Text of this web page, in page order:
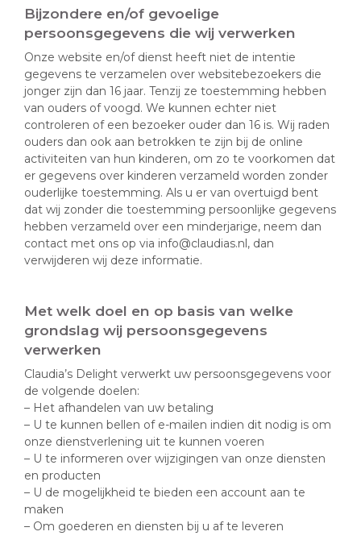
Bijzondere en/of gevoelige
persoonsgegevens die wij verwerken
Onze website en/of dienst heeft niet de intentie
gegevens te verzamelen over websitebezoekers die
jonger zijn dan 16 jaar. Tenzij ze toestemming hebben
van ouders of voogd. We kunnen echter niet
controleren of een bezoeker ouder dan 16 is. Wij raden
ouders dan ook aan betrokken te zijn bij de online
activiteiten van hun kinderen, om zo te voorkomen dat
er gegevens over kinderen verzameld worden zonder
ouderlijke toestemming. Als u er van overtuigd bent
dat wij zonder die toestemming persoonlijke gegevens
hebben verzameld over een minderjarige, neem dan
contact met ons op via info@claudias.nl, dan
verwijderen wij deze informatie.
Met welk doel en op basis van welke
grondslag wij persoonsgegevens
verwerken
Claudia’s Delight verwerkt uw persoonsgegevens voor
de volgende doelen:
– Het afhandelen van uw betaling
– U te kunnen bellen of e-mailen indien dit nodig is om
onze dienstverlening uit te kunnen voeren
– U te informeren over wijzigingen van onze diensten
en producten
– U de mogelijkheid te bieden een account aan te
maken
– Om goederen en diensten bij u af te leveren